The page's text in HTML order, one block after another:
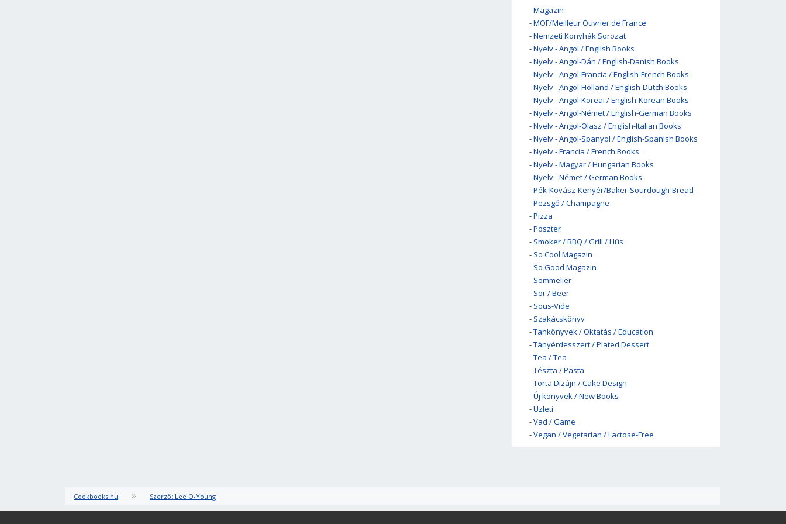
-Magazin
-MOF/Meilleur Ouvrier de France
-Nemzeti Konyhák Sorozat
-Nyelv - Angol / English Books
-Nyelv - Angol-Dán / English-Danish Books
-Nyelv - Angol-Francia / English-French Books
-Nyelv - Angol-Holland / English-Dutch Books
-Nyelv - Angol-Koreai / English-Korean Books
-Nyelv - Angol-Német / English-German Books
-Nyelv - Angol-Olasz / English-Italian Books
-Nyelv - Angol-Spanyol / English-Spanish Books
-Nyelv - Francia / French Books
-Nyelv - Magyar / Hungarian Books
-Nyelv - Német / German Books
-Pék-Kovász-Kenyér/Baker-Sourdough-Bread
-Pezsgő / Champagne
-Pizza
-Poszter
- Smoker / BBQ / Grill / Hús
- So Cool Magazin
- So Good Magazin
- Sommelier
- Sör / Beer
- Sous-Vide
- Szakácskönyv
-Tankönyvek / Oktatás / Education
-Tányérdesszert / Plated Dessert
-Tea / Tea
-Tészta / Pasta
-Torta Dizájn / Cake Design
-Új könyvek / New Books
-Üzleti
-Vad / Game
-Vegan / Vegetarian / Lactose-Free
Cookbooks.hu » Szerző: Lee O-Young